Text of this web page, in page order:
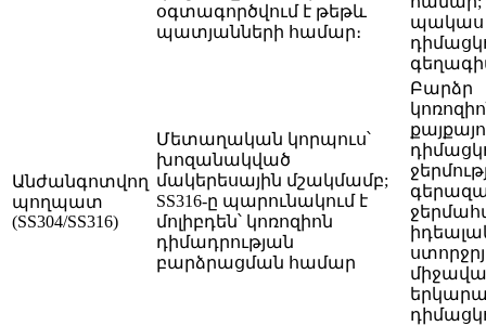
օգտագործվում է թեթև
պատյանների համար։
պակաս
Անժանգոտվող
պողպատ
(SS304/SS316)
Մետաղական կորպուս՝
խոզանակված
մակերեսային մշակմամբ;
SS316-ը պարունակում է
մոլիբդեն՝ կոռոզիոն
դիմադրության
բարձրացման համար
Բարձր